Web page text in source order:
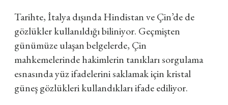
Tarihte, İtalya dışında Hindistan ve Çin’de de
gözlükler kullanıldığı biliniyor. Geçmişten
günümüze ulaşan belgelerde, Çin
mahkemelerinde hakimlerin tanıkları sorgulama
esnasında yüz ifadelerini saklamak için kristal
güneş gözlükleri kullandıkları ifade ediliyor.